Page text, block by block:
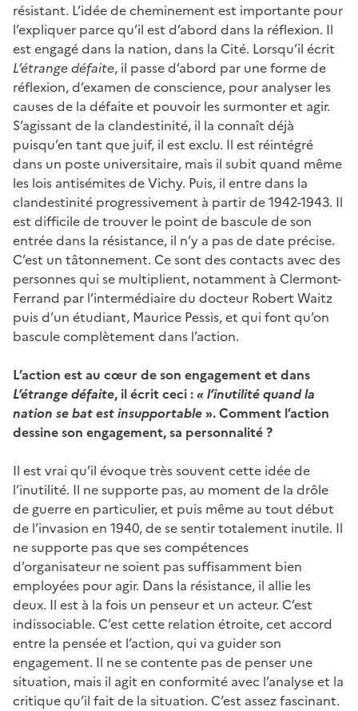
résistant. L’idée de cheminement est importante pour
l’expliquer parce qu’il est d’abord dans la réflexion. Il
est engagé dans la nation, dans la Cité. Lorsqu’il écrit
L’étrange défaite, il passe d’abord par une forme de
réflexion, d’examen de conscience, pour analyser les
causes de la défaite et pouvoir les surmonter et agir.
S’agissant de la clandestinité, il la connaît déjà
puisqu’en tant que juif, il est exclu. Il est réintégré
dans un poste universitaire, mais il subit quand même
les lois antisémites de Vichy. Puis, il entre dans la
clandestinité progressivement à partir de 1942-1943. Il
est difficile de trouver le point de bascule de son
entrée dans la résistance, il n’y a pas de date précise.
C’est un tâtonnement. Ce sont des contacts avec des
personnes qui se multiplient, notamment à Clermont-
Ferrand par l’intermédiaire du docteur Robert Waitz
puis d’un étudiant, Maurice Pessis, et qui font qu’on
bascule complètement dans l’action.
L’action est au cœur de son engagement et dans
L’étrange défaite, il écrit ceci :« l’inutilité quand la
nation se bat est insupportable». Comment l’action
dessine son engagement, sa personnalité ?
Il est vrai qu’il évoque très souvent cette idée de
l’inutilité. Il ne supporte pas, au moment de la drôle
de guerre en particulier, et puis même au tout début
de l’invasion en 1940, de se sentir totalement inutile. Il
ne supporte pas que ses compétences
d’organisateur ne soient pas suffisamment bien
employées pour agir. Dans la résistance, il allie les
deux. Il est à la fois un penseur et un acteur. C’est
indissociable. C’est cette relation étroite, cet accord
entre la pensée et l’action, qui va guider son
engagement. Il ne se contente pas de penser une
situation, mais il agit en conformité avec l’analyse et la
critique qu’il fait de la situation. C’est assez fascinant.